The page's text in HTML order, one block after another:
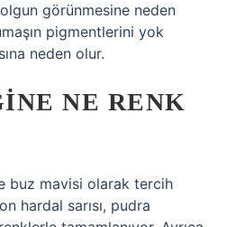
görünmesine neden
pigmentlerini yok
neden olur.
NE RENK
buz mavisi olarak tercih
hardal sarısı, pudra